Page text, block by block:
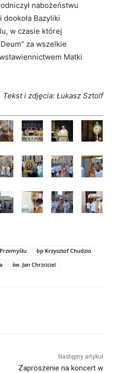
nabożeństwu
Bazyliki
w czasie której
za wszelkie
Matki
Tekst i zdjęcia: Łukasz Sztolf
bp Krzysztof Chudzio
św. Jan Chrzciciel
Następny artykuł
Zaproszenie na koncert w